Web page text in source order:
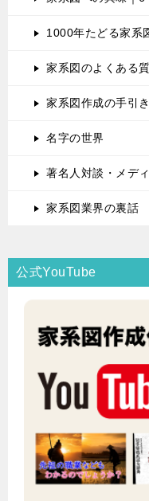
1000年たどる家系
家系図のよくある
家系図作成の手引き
名字の世界
著名人対談・メデ
家系図業界の裏話
公式YouTube